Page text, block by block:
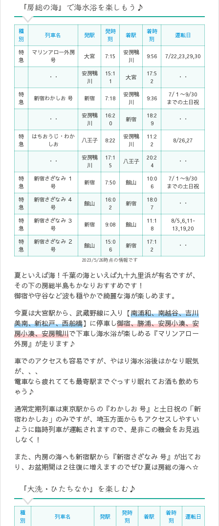
『房総の海』で海水浴を楽しもう♪
種
別
列車名 発駅
発時
刻
着駅
着時
刻
運転日
特
急
マリンアロー外房
号
大宮 7:15
安房鴨
川
9:56 7/22,23,29,30
・・
安房鴨
川
15:1
1
大宮
17:5
2
・・
特
急
新宿わかしお 号 新宿 7:18
安房鴨
川
9:36
7/１〜9/30
までの土日祝
・・
安房鴨
川
16:2
0
新宿
18:2
9
・・
特
急
はちおうじ・わか
しお
八王子 8:22
安房鴨
川
11:2
2
8/26,27
・・
安房鴨
川
17:1
5
八王子
20:2
4
・・
特
急
新宿さざなみ １
号
新宿 7:50 館山
10:0
6
7/１〜9/30
までの土日祝
特
急
新宿さざなみ ４
号
館山
16:0
2
新宿
18:0
7
・・
特
急
新宿さざなみ ３
号
新宿 9:08 館山
11:1
8
8/5,6,11-
13,19,20
特
急
新宿さざなみ ２
号
館山
15:0
6
新宿
17:1
2
・・
2023/5/26時点の情報です
夏といえば海！千葉の海といえば九十九里浜が有名ですが、
その下の房総半島もかなりおすすめです！
御宿や守谷など波も穏やかで綺麗な海が楽しめます。
今夏は大宮駅から、武蔵野線に入り【南浦和、南越谷、吉川
美南、新松戸、西船橋】に停車し御宿、勝浦、安房小湊、安
房小湊、安房鴨川で下車し海水浴が楽しめる『マリンアロー
外房』が走ります♪
車でのアクセスも容易ですが、やはり海水浴後はかなり眠気
が、、、
電車なら疲れてても最寄駅までぐっすり眠れてお酒も飲めち
ゃう♪
通常定期列車は東京駅からの『わかしお 号』と土日祝の「新
宿わかしお」のみですが、埼玉方面からもアクセスしやすい
ように臨時列車が運転されますので、是非この機会をお見逃
しなく！
また、内房の海へも新宿駅から『新宿さざなみ 号』が出てお
り、お盆期間は２往復に増えますのでぜひ夏は房総の海へ☆
『大洗・ひたちなか』を楽しむ♪
種
別
列車名 発駅
発時
刻
着駅
着時
刻
運転日